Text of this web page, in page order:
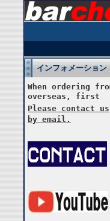
インフォメーション
When ordering
overseas, first
Please contact us
by email.